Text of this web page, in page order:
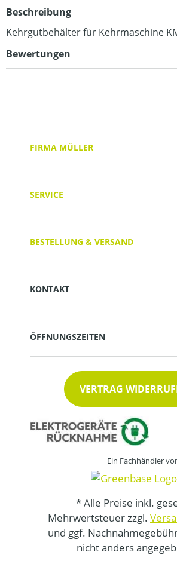
Beschreibung
Kehrgutbehälter für Kehrmaschine
Bewertungen
FIRMA MÜLLER
SERVICE
BESTELLUNG & VERSAND
KONTAKT
ÖFFNUNGSZEITEN
VERTRAG
Ein Fachhändler
* Alle Preise inkl.
Mehrwertsteuer zzgl.
und ggf.
nicht anders